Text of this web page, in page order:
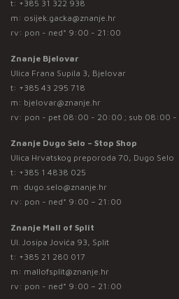
t: +385 31 322 938
m: osijek.gacka@znanje.hr
rv: pon - ned* 9:00 - 21:00
Znanje Bjelovar
Ulica Frana Supila 3, Bjelovar
t: +385 43 295 718
m: bjelovar@znanje.hr
rv: pon - pet 08:00 - 20:00 ; sub 08:00 -
Znanje Dugo Selo – Stop Shop
Ulica Hrvatskog preporoda 70, Dugo Selo
t: +385 1 4838 025
m: dugo.selo@znanje.hr
rv: pon - ned* 9:00 – 21:00
Znanje Mall of Split
Ul. Josipa Jovića 93, Split
t: +385 21 280 017
m: mallofsplit@znanje.hr
rv: pon - ned* 9:00 – 21:00